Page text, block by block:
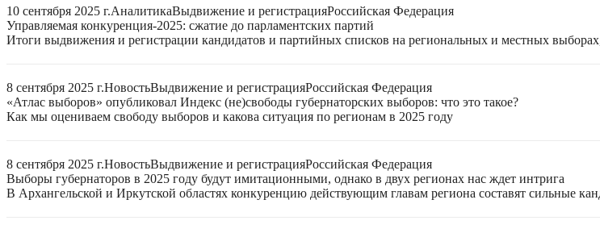
10 сентября 2025 г.АналитикаВыдвижение и регистрацияРоссийская Федерация
Управляемая конкуренция-2025: сжатие до парламентских партий
Итоги выдвижения и регистрации кандидатов и партийных списков на региональных и местных
8 сентября 2025 г.НовостьВыдвижение и регистрацияРоссийская Федерация
«Атлас выборов» опубликовал Индекс (не)свободы губернаторских выборов: что это такое?
Как мы оцениваем свободу выборов и какова ситуация по регионам в 2025 году
8 сентября 2025 г.НовостьВыдвижение и регистрацияРоссийская Федерация
Выборы губернаторов в 2025 году будут имитационными, однако в двух регионах нас ждет интрига
В Архангельской и Иркутской областях конкуренцию действующим главам региона составят сильные